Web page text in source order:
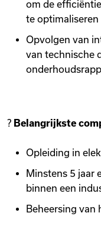
om de
te optimaliseren
Opvolgen van
van technische
? Belangrijkste
Opleiding in
Minstens 5 jaar
binnen een
Beheersing van